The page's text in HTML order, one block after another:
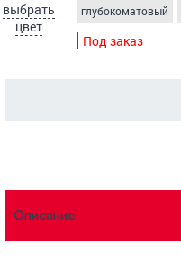
выбрать
цвет
глубокоматовый
Под заказ
Описание